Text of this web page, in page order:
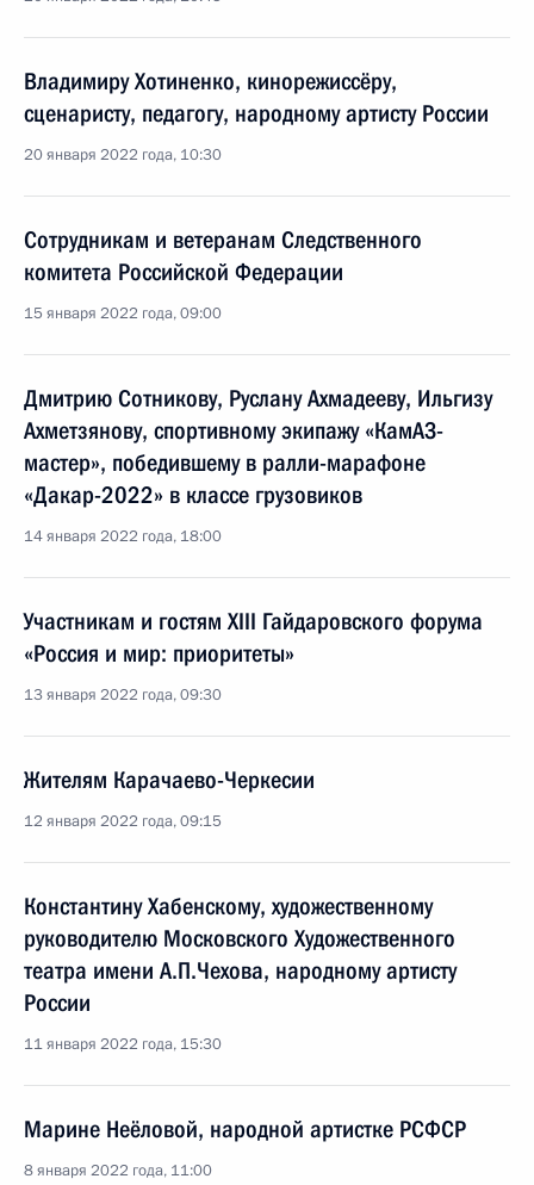
Владимиру Хотиненко, кинорежиссёру,
сценаристу, педагогу, народному артисту России
20 января 2022 года, 10:30
Сотрудникам и ветеранам Следственного
комитета Российской Федерации
15 января 2022 года, 09:00
Дмитрию Сотникову, Руслану Ахмадееву, Ильгизу
Ахметзянову, спортивному экипажу «КамАЗ-
мастер», победившему в ралли-марафоне
«Дакар-2022» в классе грузовиков
14 января 2022 года, 18:00
Участникам и гостям XIII Гайдаровского форума
«Россия и мир: приоритеты»
13 января 2022 года, 09:30
Жителям Карачаево-Черкесии
12 января 2022 года, 09:15
Константину Хабенскому, художественному
руководителю Московского Художественного
театра имени А.П.Чехова, народному артисту
России
11 января 2022 года, 15:30
Марине Неёловой, народной артистке РСФСР
8 января 2022 года, 11:00